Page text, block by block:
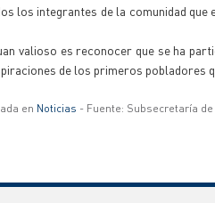
los integrantes de la comunidad que
valioso es reconocer que se ha
de los primeros pobladores
en Noticias - Fuente: Subsecretaría